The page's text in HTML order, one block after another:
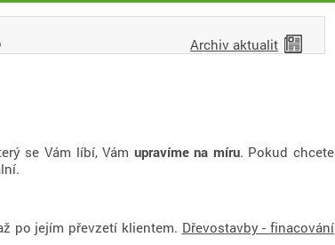
Archiv aktualit
se Vám líbí, Vám upravíme na míru. Pokud chcete
po jejím převzetí klientem. Dřevostavby - finacování